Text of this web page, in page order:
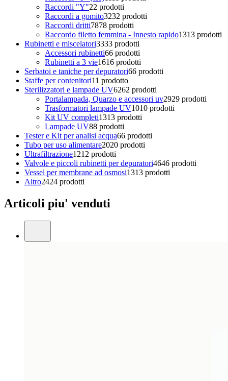
Raccordi "Y"22 prodotti
Raccordi a gomito3232 prodotti
Raccordi dritti7878 prodotti
Raccordo filetto femmina - Innesto rapido1313 prodotti
Rubinetti e miscelatori3333 prodotti
Accessori rubinetti66 prodotti
Rubinetti a 3 vie1616 prodotti
Serbatoi e taniche per depuratori66 prodotti
Staffe per contenitori11 prodotto
Sterilizzatori e lampade UV6262 prodotti
Portalampada, Quarzo e accessori uv2929 prodotti
Trasformatori lampade UV1010 prodotti
Kit UV completi1313 prodotti
Lampade UV88 prodotti
Tester e Kit per analisi acqua66 prodotti
Tubo per uso alimentare2020 prodotti
Ultrafiltrazione1212 prodotti
Valvole e piccoli rubinetti per depuratori4646 prodotti
Vessel per membrane ad osmosi1313 prodotti
Altro2424 prodotti
Articoli piu' venduti